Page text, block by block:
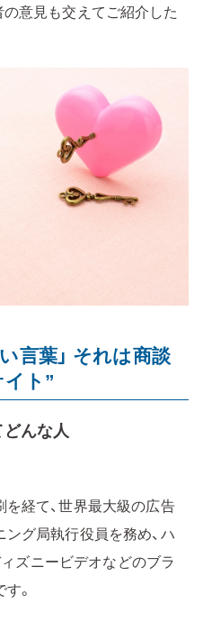
の意見も交えてご紹介した
言葉」 それは商談
ト”
んな人
経て、世界最大級の広告
グ局執行役員を務め、ハ
ズニービデオなどのブラ
。